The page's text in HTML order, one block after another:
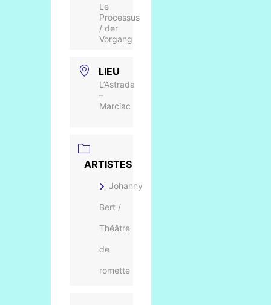
Le
Processus
/ der
Vorgang
LIEU
L’Astrada
–
Marciac
ARTISTES
Johanny
Bert /
Théâtre
de
romette